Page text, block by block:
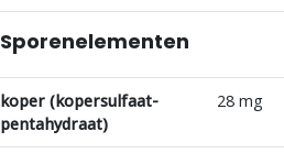
Sporenelementen
koper (kopersulfaat-
pentahydraat)
28 mg